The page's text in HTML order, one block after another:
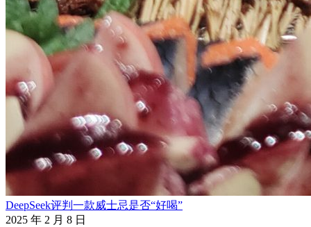
DeepSeek评判一款威士忌是否“好喝”
2025 年 2 月 8 日